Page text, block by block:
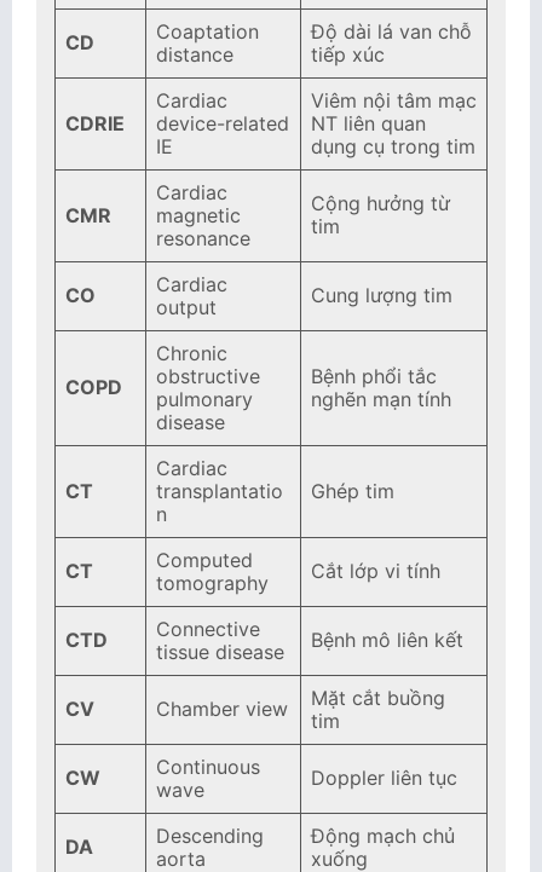
CD
Coaptation
distance
Độ dài lá van chỗ
tiếp xúc
CDRIE
Cardiac
device-related
IE
Viêm nội tâm mạc
NT liên quan
dụng cụ trong tim
CMR
Cardiac
magnetic
resonance
Cộng hưởng từ
tim
CO
Cardiac
output
Cung lượng tim
COPD
Chronic
obstructive
pulmonary
disease
Bệnh phổi tắc
nghẽn mạn tính
CT
Cardiac
transplantatio
n
Ghép tim
CT
Computed
tomography
Cắt lớp vi tính
CTD
Connective
tissue disease
Bệnh mô liên kết
CV Chamber view
Mặt cắt buồng
tim
CW
Continuous
wave
Doppler liên tục
DA
Descending
aorta
Động mạch chủ
xuống